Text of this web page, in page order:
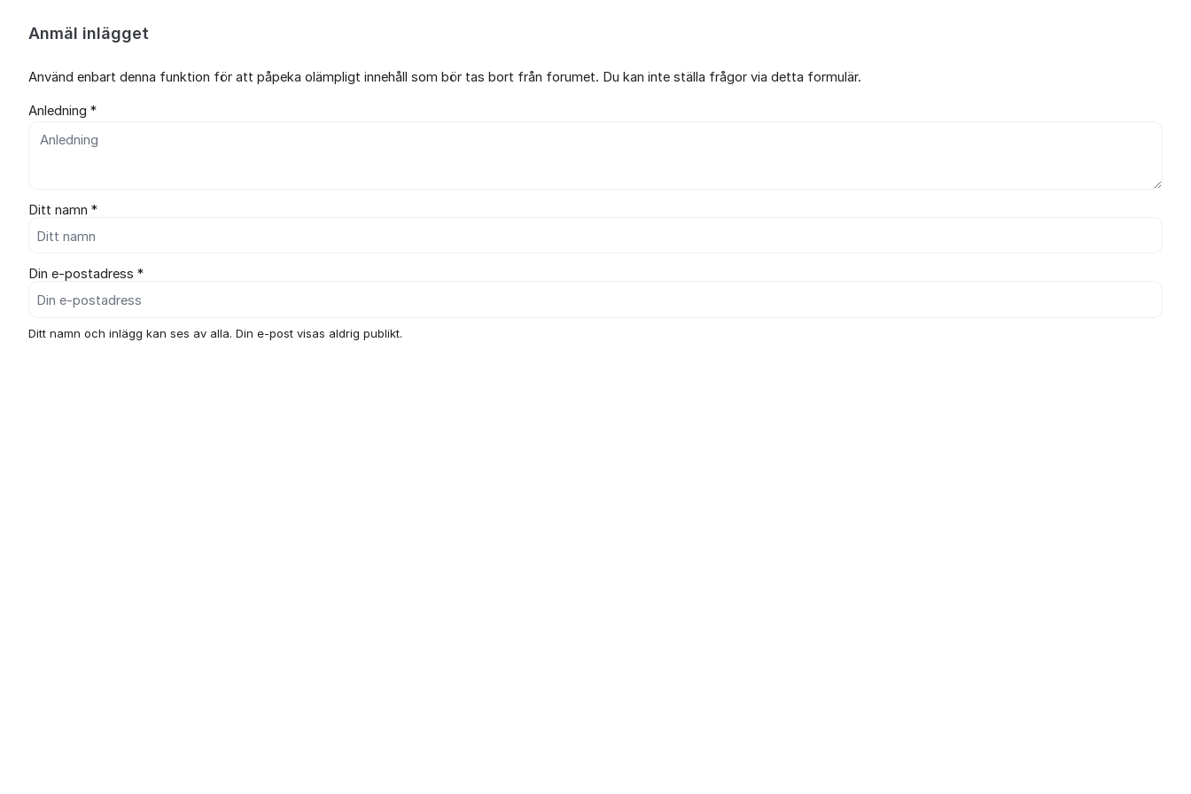
Anmäl inlägget
Använd enbart denna funktion för att påpeka olämpligt innehåll som bör tas bort från forumet. Du kan inte ställa frågor via detta formulär.
Anledning *
Ditt namn *
Din e-postadress *
Ditt namn och inlägg kan ses av alla. Din e-post visas aldrig publikt.